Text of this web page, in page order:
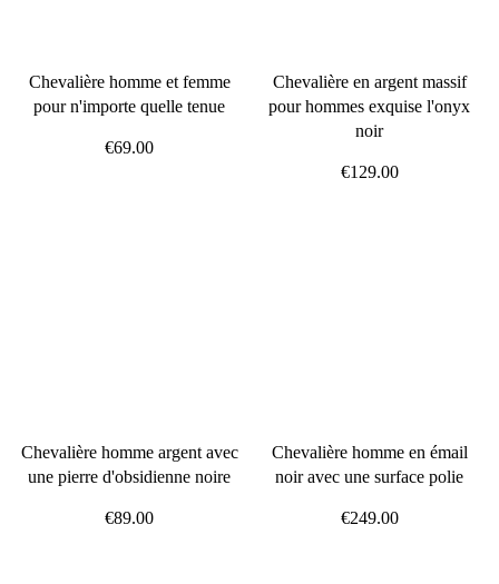
Chevalière homme et femme
pour n'importe quelle tenue
€69.00
Chevalière en argent massif
pour hommes exquise l'onyx
noir
€129.00
Chevalière homme argent avec
une pierre d'obsidienne noire
€89.00
Chevalière homme en émail
noir avec une surface polie
€249.00